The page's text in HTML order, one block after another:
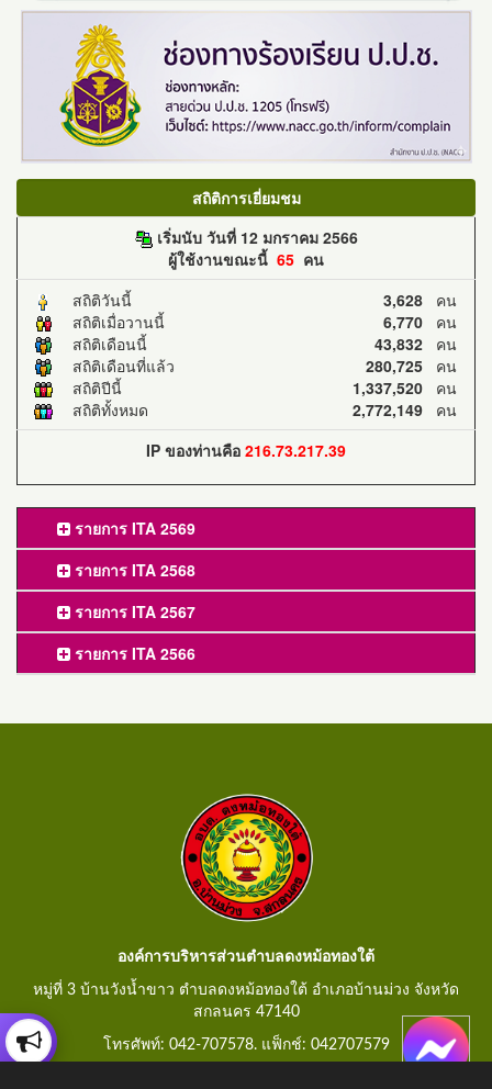
สถิติการเยี่ยมชม
เริ่มนับ วันที่ 12 มกราคม 2566
ผู้ใช้งานขณะนี้ 65 คน
สถิติวันนี้
3,628 คน
สถิติเมื่อวานนี้
6,770 คน
สถิติเดือนนี้
43,832 คน
สถิติเดือนที่แล้ว
280,725 คน
สถิติปีนี้
1,337,520 คน
สถิติทั้งหมด
2,772,149 คน
IP ของท่านคือ 216.73.217.39
รายการ ITA 2569
รายการ ITA 2568
รายการ ITA 2567
รายการ ITA 2566
องค์การบริหารส่วนตำบลดงหม้อทองใต้
หมู่ที่ 3 บ้านวังน้ำขาว ตำบลดงหม้อทองใต้ อำเภอบ้านม่วง จังหวัด
สกลนคร 47140
โทรศัพท์: 042-707578. แฟ็กช์: 042707579